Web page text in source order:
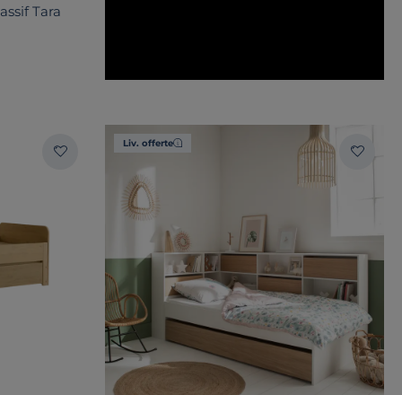
Tara
Liv. offerte